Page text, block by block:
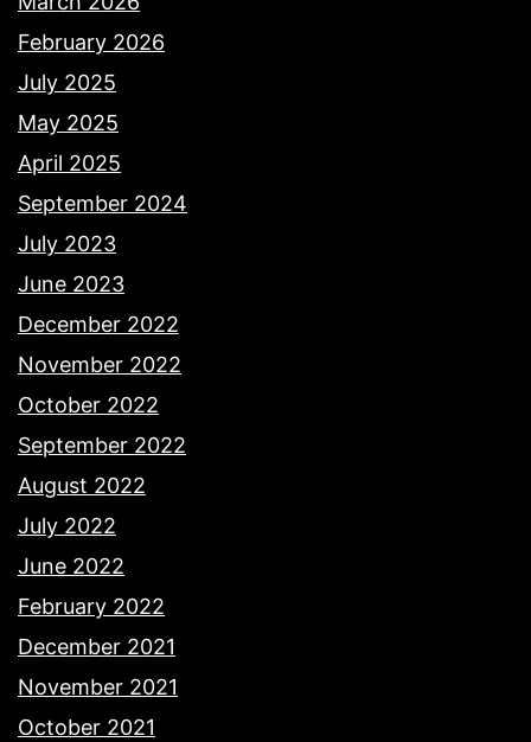
February 2026
July 2025
May 2025
April 2025
September 2024
July 2023
June 2023
December 2022
November 2022
October 2022
September 2022
August 2022
July 2022
June 2022
February 2022
December 2021
November 2021
October 2021